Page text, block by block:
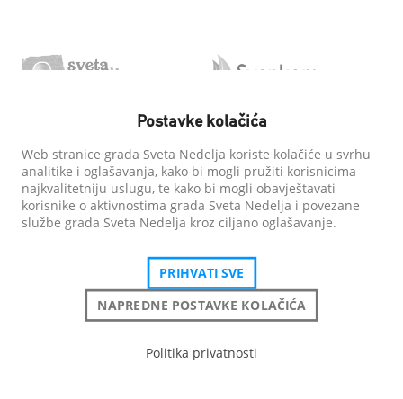
Postavke kolačića
Web stranice grada Sveta Nedelja koriste kolačiće u svrhu
analitike i oglašavanja, kako bi mogli pružiti korisnicima
najkvalitetniju uslugu, te kako bi mogli obavještavati
korisnike o aktivnostima grada Sveta Nedelja i povezane
službe grada Sveta Nedelja kroz ciljano oglašavanje.
PRIHVATI SVE
NAPREDNE POSTAVKE KOLAČIĆA
Politika privatnosti